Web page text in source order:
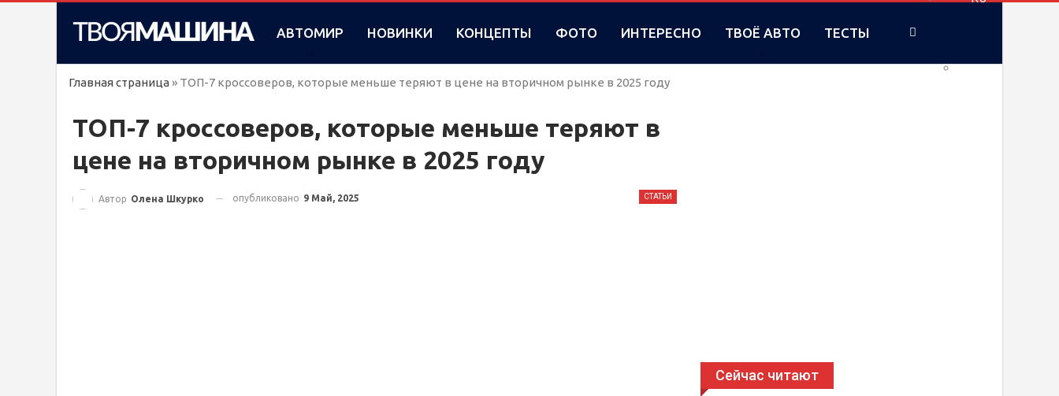
UA
АВТОМИР НОВИНКИ КОНЦЕПТЫ ФОТО ИНТЕРЕСНО ТВОЁ АВТО ТЕСТЫ
Главная страница » ТОП-7 кроссоверов, которые меньше теряют в цене на вторичном рынке в 2025 году
ТОП-7 кроссоверов, которые меньше теряют в
цене на вторичном рынке в 2025 году
СТАТЬИ
Автор Олена Шкурко опубликовано 9 Май, 2025
Сейчас читают